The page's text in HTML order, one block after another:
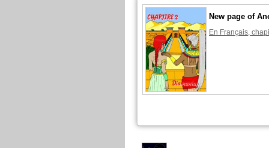
New page of
En Français,